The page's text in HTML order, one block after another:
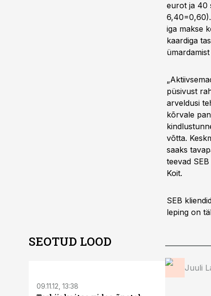
eurot ja 40
iga makse
kaardiga
püsivust
arveldusi
kõrvale
võtta.
saaks
teevad
Koit.
SEB
leping on
Juuli
SEOTUD LOOD
09.11.12, 13:38